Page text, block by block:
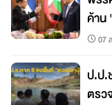
ค้าน
07
ป.ป.
ตรว